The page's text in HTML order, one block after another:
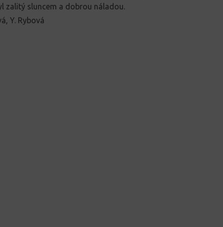
zalitý sluncem a dobrou náladou.
Y. Rybová